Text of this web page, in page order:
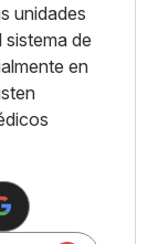
unidades
sistema de
en